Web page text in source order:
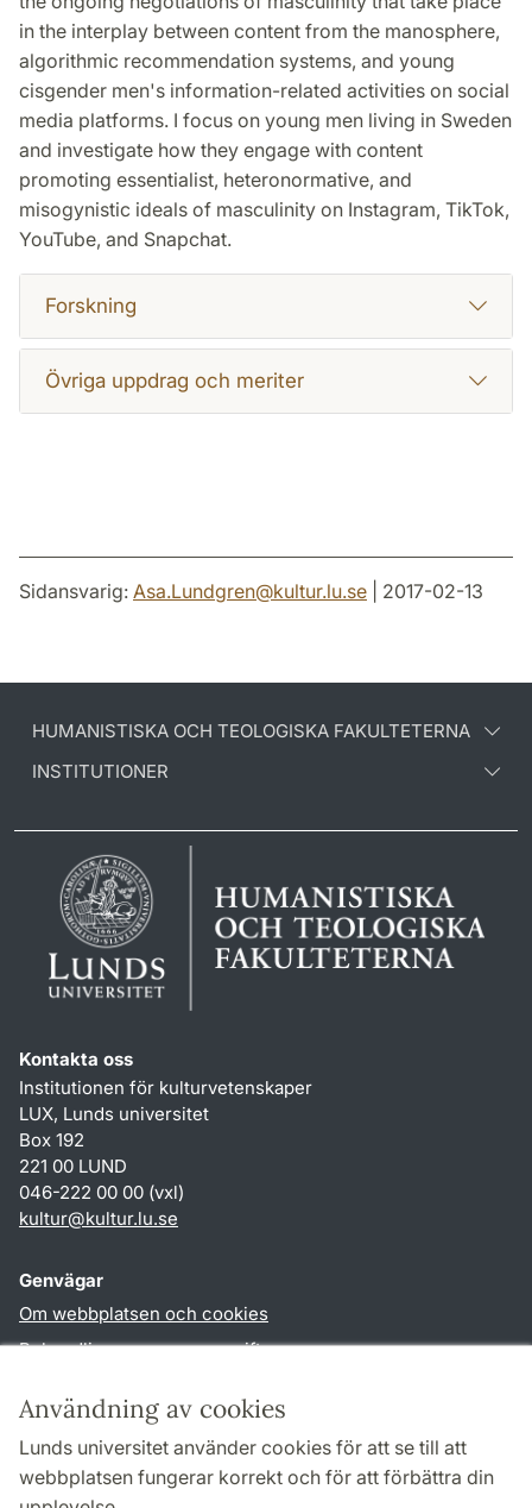
Användning av cookies
Lunds universitet använder cookies för att se till att
webbplatsen fungerar korrekt och för att förbättra din
in the interplay between content from the manosphere,
algorithmic recommendation systems, and young
cisgender men's information-related activities on social
media platforms. I focus on young men living in Sweden
and investigate how they engage with content
promoting essentialist, heteronormative, and
misogynistic ideals of masculinity on Instagram, TikTok,
YouTube, and Snapchat.
Forskning
Övriga uppdrag och meriter
Sidansvarig: Asa.Lundgren@kultur.lu.se | 2017-02-13
HUMANISTISKA OCH TEOLOGISKA FAKULTETERNA
INSTITUTIONER
Kontakta oss
Institutionen för kulturvetenskaper
LUX, Lunds universitet
Box 192
221 00 LUND
046-222 00 00 (vxl)
kultur@kultur.lu.se
Genvägar
Om webbplatsen och cookies
Behandling av personuppgifter
TYPO3-login
Följ oss i sociala medier